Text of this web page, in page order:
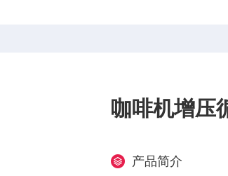
咖啡机增压
产品简介